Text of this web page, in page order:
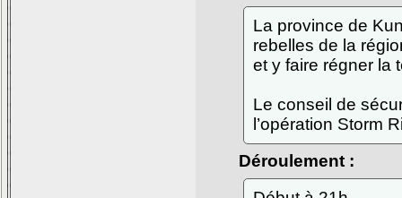
La province de
rebelles de la
et y faire régner la
Le conseil de
l’opération Storm
Déroulement :